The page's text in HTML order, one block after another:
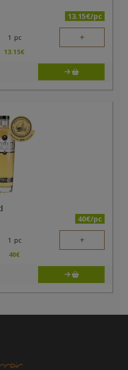
13.15€/pc
1 pc +
13.15€
40€/pc
1 pc +
40€